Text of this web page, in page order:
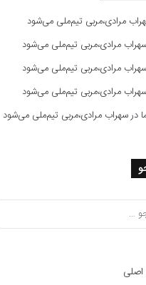
مرادی،مربی تیم‌ملی می‌شود
مرادی،مربی تیم‌ملی می‌شود
مرادی،مربی تیم‌ملی می‌شود
مرادی،مربی تیم‌ملی می‌شود
درسهراب مرادی،مربی تیم‌ملی می‌شود